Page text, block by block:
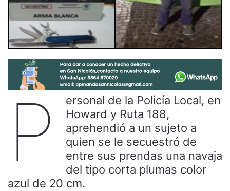
P
ersonal de la Policía Local, en
Howard y Ruta 188,
aprehendió a un sujeto a
quien se le secuestró de
entre sus prendas una navaja
del tipo corta plumas color
azul de 20 cm.